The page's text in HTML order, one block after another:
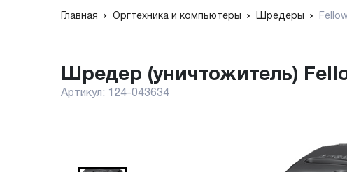
Главная Оргтехника и компьютеры Шредеры
Шредер (уничтожитель)
Артикул: 124-043634